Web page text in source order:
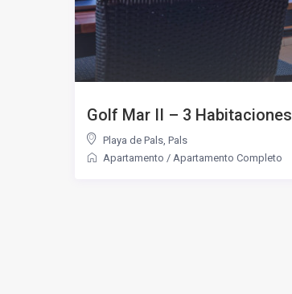
Golf Mar II – 3 Habitaciones
Playa de Pals, Pals
Apartamento / Apartamento Completo